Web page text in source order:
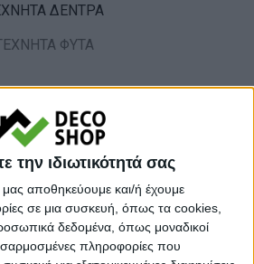
την ιδιωτικότητά σας
μας αποθηκεύουμε και/ή έχουμε
σε μια συσκευή, όπως τα cookies,
δεδομένα, όπως μοναδικοί
πληροφορίες που
ΔΕΝΤΡΑ
ΦΥΤΑ
& Ασφαλείς Συναλλαγές
Ερωτήσεις